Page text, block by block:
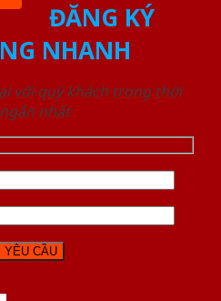
ĐĂNG KÝ
NHANH
với quý khách trong thời
nhất